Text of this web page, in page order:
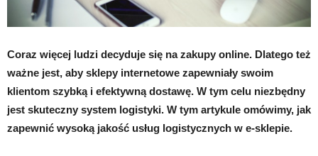
Coraz więcej ludzi decyduje się na zakupy online. Dlatego też
ważne jest, aby sklepy internetowe zapewniały swoim
klientom szybką i efektywną dostawę. W tym celu niezbędny
jest skuteczny system logistyki. W tym artykule omówimy, jak
zapewnić wysoką jakość usług logistycznych w e-sklepie.